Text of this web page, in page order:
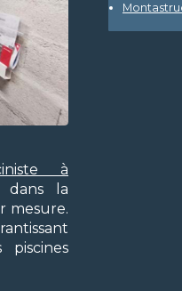
à
dans la
mesure.